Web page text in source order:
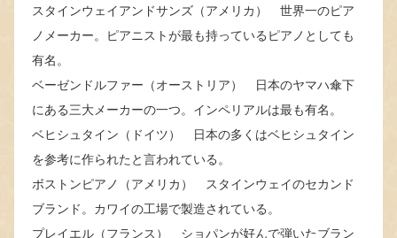
スタインウェイアンドサンズ（アメリカ） 世界一のピア
ノメーカー。ピアニストが最も持っているピアノとしても
有名。
ベーゼンドルファー（オーストリア） 日本のヤマハ傘下
にある三大メーカーの一つ。インペリアルは最も有名。
ベヒシュタイン（ドイツ） 日本の多くはベヒシュタイン
を参考に作られたと言われている。
ボストンピアノ（アメリカ） スタインウェイのセカンド
ブランド。カワイの工場で製造されている。
プレイエル（フランス） ショパンが好んで弾いたブラン